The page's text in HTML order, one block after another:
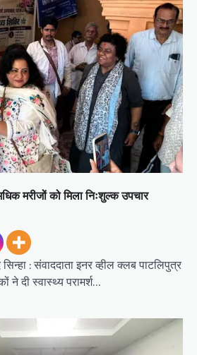
मरीजों को मिला निःशुल्क उपचार
: संवाददाता इनर व्हील क्लब पाटलिपुत्र
ने दी स्वास्थ्य परामर्श…